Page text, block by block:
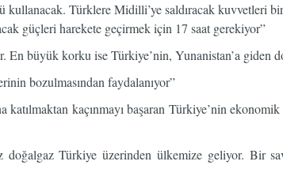
Türklere Midilli’ye saldıracak kuvvetleri
güçleri harekete geçirmek için 17 saat gerekiyor”
büyük korku ise Türkiye’nin, Yunanistan’a giden
bozulmasından faydalanıyor”
katılmaktan kaçınmayı başaran Türkiye’nin
doğalgaz Türkiye üzerinden ülkemize geliyor. Bir